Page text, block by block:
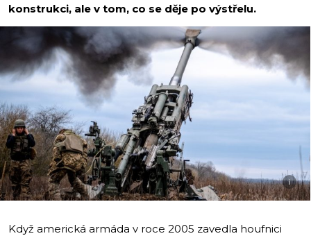
konstrukci, ale v tom, co se děje po výstřelu.
i
Když americká armáda v roce 2005 zavedla houfnici